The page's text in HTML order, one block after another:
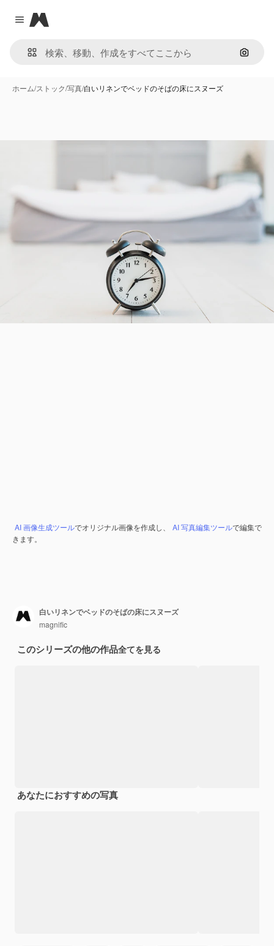
Close menu
Magnific
画像で
ホーム/ストック/写真/白いリネンでベッドのそばの床にスヌーズ
AI 画像生成ツールでオリジナル画像を作成し、 AI 写真編集ツールで編集で
きます。
白いリネンでベッドのそばの床にスヌーズ
magnific
このシリーズの他の作品全てを見る
あなたにおすすめの写真